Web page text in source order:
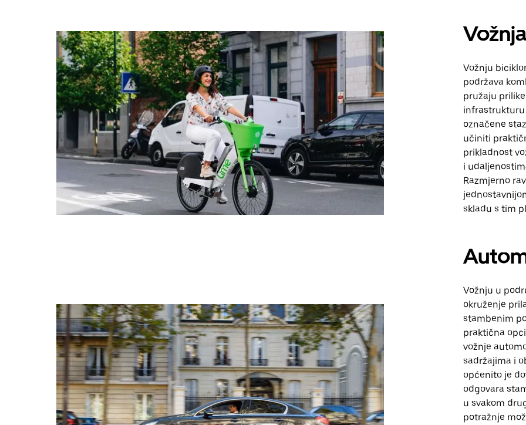
Vožnju
podržava
pružaju
infrastrukturu
označene
učiniti
prikladnost
i
Razmjerno
skladu s tim
Vožnju u
okruženje
stambenim
praktična
vožnje
sadržajima i
općenito je
odgovara
u svakom
potražnje